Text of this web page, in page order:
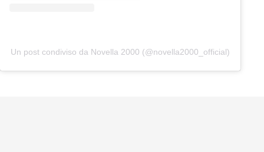
Un post condiviso da Novella 2000 (@novella2000_official)